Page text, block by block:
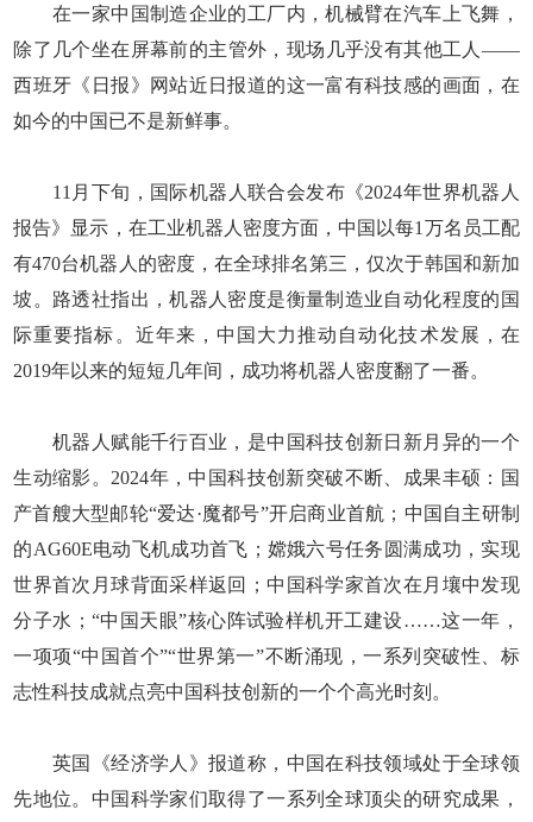
在一家中国制造企业的工厂内，机械臂在汽车上飞舞，
除了几个坐在屏幕前的主管外，现场几乎没有其他工人——
西班牙《日报》网站近日报道的这一富有科技感的画面，在
如今的中国已不是新鲜事。
11月下旬，国际机器人联合会发布《2024年世界机器人
报告》显示，在工业机器人密度方面，中国以每1万名员工配
有470台机器人的密度，在全球排名第三，仅次于韩国和新加
坡。路透社指出，机器人密度是衡量制造业自动化程度的国
际重要指标。近年来，中国大力推动自动化技术发展，在
2019年以来的短短几年间，成功将机器人密度翻了一番。
机器人赋能千行百业，是中国科技创新日新月异的一个
生动缩影。2024年，中国科技创新突破不断、成果丰硕：国
产首艘大型邮轮“爱达·魔都号”开启商业首航；中国自主研制
的AG60E电动飞机成功首飞；嫦娥六号任务圆满成功，实现
世界首次月球背面采样返回；中国科学家首次在月壤中发现
分子水；“中国天眼”核心阵试验样机开工建设……这一年，
一项项“中国首个”“世界第一”不断涌现，一系列突破性、标
志性科技成就点亮中国科技创新的一个个高光时刻。
英国《经济学人》报道称，中国在科技领域处于全球领
先地位。中国科学家们取得了一系列全球顶尖的研究成果，